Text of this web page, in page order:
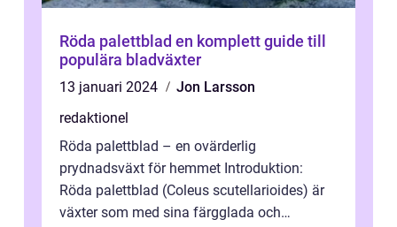
Röda palettblad en komplett guide till
populära bladväxter
13 januari 2024
Jon Larsson
redaktionel
Röda palettblad – en ovärderlig
prydnadsväxt för hemmet Introduktion:
Röda palettblad (Coleus scutellarioides) är
växter som med sina färgglada och